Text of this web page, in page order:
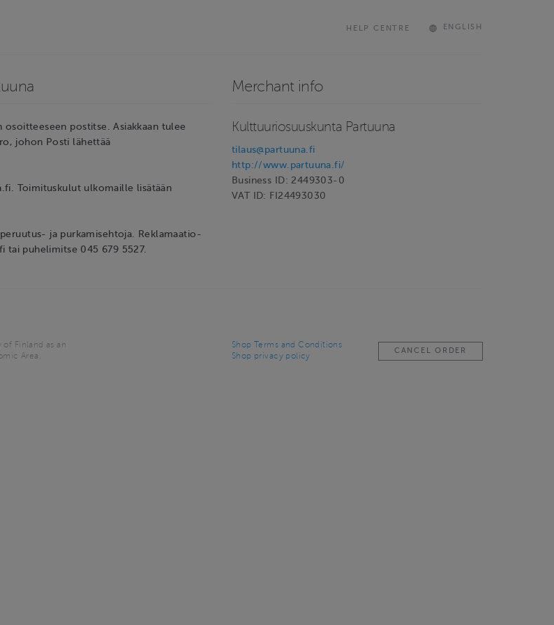
HELP CENTRE ENGLISH
osoitteeseen postitse. Asiakkaan tulee
johon Posti lähettää
Toimituskulut ulkomaille lisätään
ja purkamisehtoja. Reklamaatio-
tai puhelimitse 045 679 5527.
Merchant info
Kulttuuriosuuskunta Partuuna
tilaus@partuuna.fi
http://www.partuuna.fi/
Business ID: 2449303-0
VAT ID: FI24493030
Finland as an
Area.
Shop Terms and Conditions
Shop privacy policy
CANCEL ORDER